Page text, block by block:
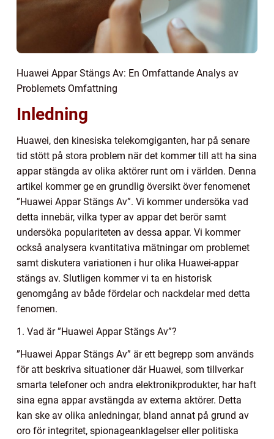
Huawei Appar Stängs Av: En Omfattande Analys av
Problemets Omfattning
Inledning
Huawei, den kinesiska telekomgiganten, har på senare
tid stött på stora problem när det kommer till att ha sina
appar stängda av olika aktörer runt om i världen. Denna
artikel kommer ge en grundlig översikt över fenomenet
”Huawei Appar Stängs Av”. Vi kommer undersöka vad
detta innebär, vilka typer av appar det berör samt
undersöka populariteten av dessa appar. Vi kommer
också analysera kvantitativa mätningar om problemet
samt diskutera variationen i hur olika Huawei-appar
stängs av. Slutligen kommer vi ta en historisk
genomgång av både fördelar och nackdelar med detta
fenomen.
1. Vad är ”Huawei Appar Stängs Av”?
”Huawei Appar Stängs Av” är ett begrepp som används
för att beskriva situationer där Huawei, som tillverkar
smarta telefoner och andra elektronikprodukter, har haft
sina egna appar avstängda av externa aktörer. Detta
kan ske av olika anledningar, bland annat på grund av
oro för integritet, spionageanklagelser eller politiska